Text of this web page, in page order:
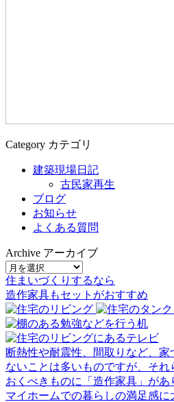
Category カテゴリ
建築現場日記
古民家再生
ブログ
お知らせ
よくある質問
Archive アーカイブ
住まいづくりするなら
造作家具もセット がおすすめ
断熱性や耐震性、間取りなど、
ないことは多いものですが、そ
おくべきものに「造作家具」があ
マイホームでの暮らしの満足感